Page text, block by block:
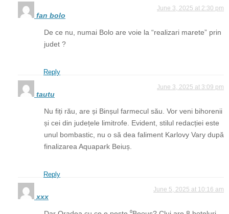
fan bolo
June 3, 2025 at 2:30 pm
De ce nu, numai Bolo are voie la “realizari marete” prin
judet ?
Reply
tautu
June 3, 2025 at 3:09 pm
Nu fiți rău, are și Binșul farmecul său. Vor veni bihorenii
și cei din județele limitrofe. Evident, stilul redacției este
unul bombastic, nu o să dea faliment Karlovy Vary după
finalizarea Aquapark Beiuș.
Reply
xxx
June 5, 2025 at 10:16 am